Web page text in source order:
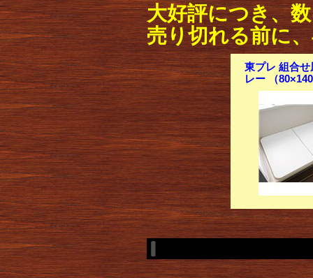
大好評につき、
売り切れる前に
東プレ 組合
レー （